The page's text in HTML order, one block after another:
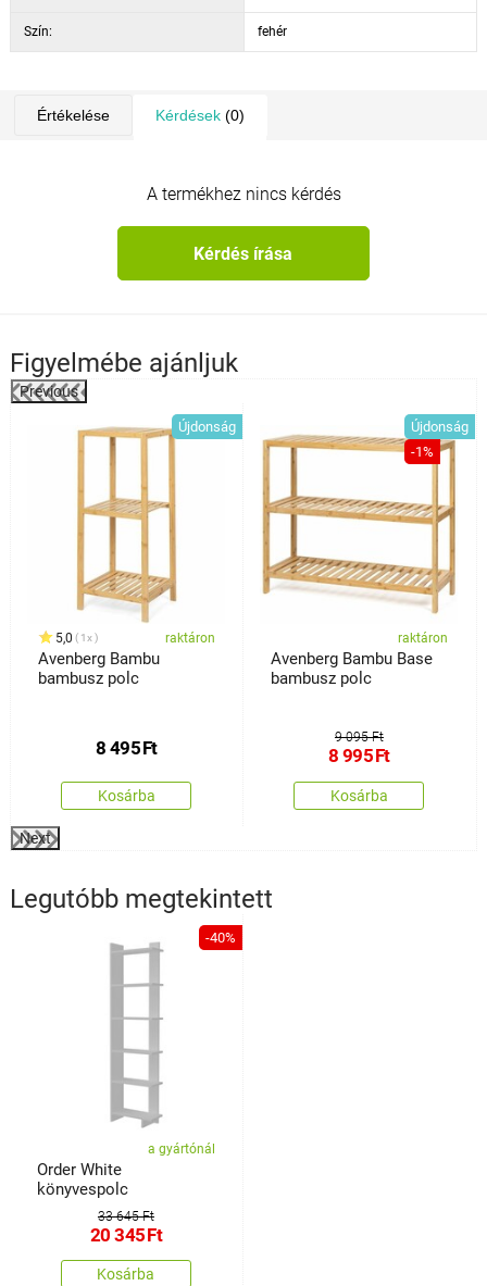
Szín: fehér
Értékelése Kérdések(0)
A termékhez nincs kérdés
Kérdés írása
Figyelmébe ajánljuk
Previous
Újdonság
5,0 1x raktáron
Avenberg Bambu
bambusz polc
8 495Ft
Kosárba
Újdonság
-1%
raktáron
Avenberg Bambu Base
bambusz polc
9 095 Ft
8 995Ft
Kosárba
Next
Legutóbb megtekintett
-40%
a gyártónál
Order White
könyvespolc
33 645 Ft
20 345Ft
Kosárba